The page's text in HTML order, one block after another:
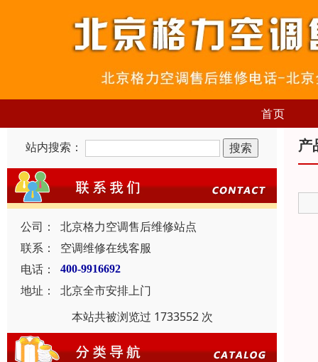
首页
站内搜索：
公司：
北京格力空调售后维修站点
联系：
空调维修在线客服
电话：
400-9916692
地址：
北京全市安排上门
本站共被浏览过 1733552 次
产